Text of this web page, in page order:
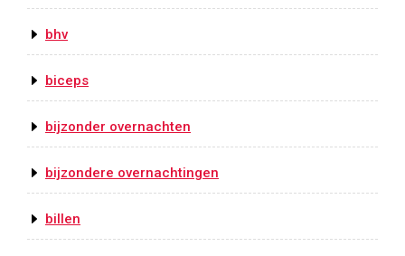
bhv
biceps
bijzonder overnachten
bijzondere overnachtingen
billen